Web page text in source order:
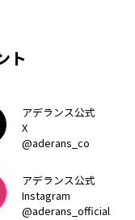
ト
アデランス公式
X
@aderans_co
アデランス公式
Instagram
@aderans_official